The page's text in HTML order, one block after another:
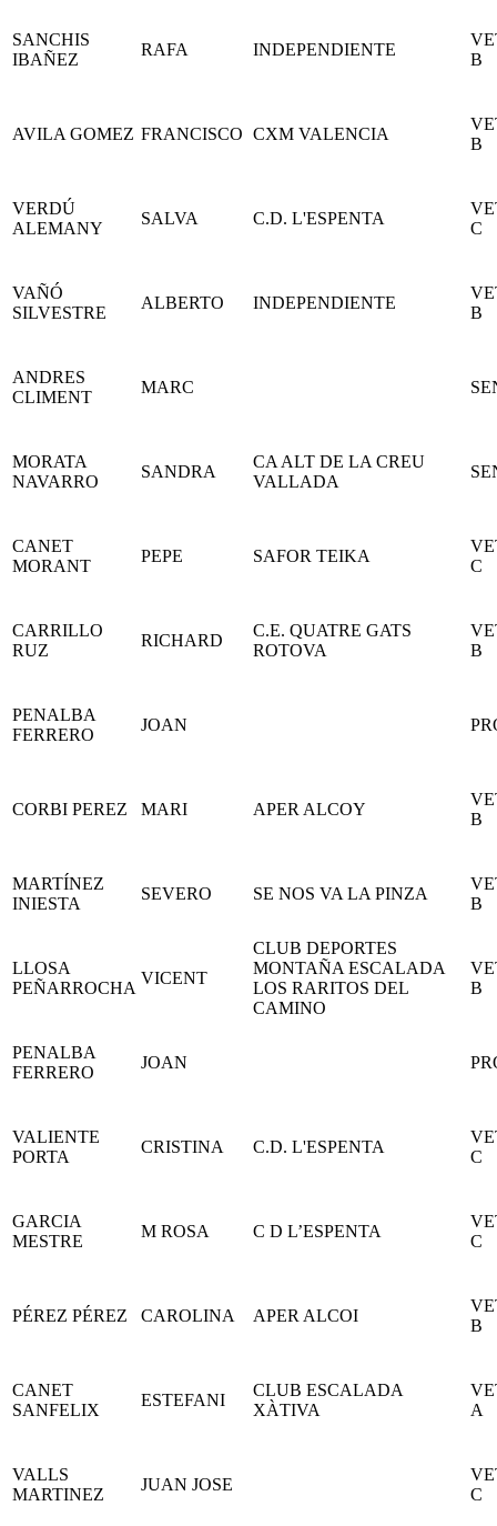
SANCHIS
IBAÑEZ
RAFA INDEPENDIENTE
B
AVILA GOMEZ FRANCISCO CXM VALENCIA
B
VERDÚ
ALEMANY
SALVA C.D. L'ESPENTA
C
VAÑÓ
SILVESTRE
ALBERTO INDEPENDIENTE
B
ANDRES
CLIMENT
MARC
MORATA
NAVARRO
SANDRA
CA ALT DE LA CREU
VALLADA
CANET
MORANT
PEPE SAFOR TEIKA
C
CARRILLO
RUZ
RICHARD
C.E. QUATRE GATS
ROTOVA
B
PENALBA
FERRERO
JOAN
CORBI PEREZ MARI APER ALCOY
B
MARTÍNEZ
INIESTA
SEVERO SE NOS VA LA PINZA
B
LLOSA
PEÑARROCHA
VICENT
CLUB DEPORTES
MONTAÑA ESCALADA
LOS RARITOS DEL
CAMINO
B
PENALBA
FERRERO
JOAN
VALIENTE
PORTA
CRISTINA C.D. L'ESPENTA
C
GARCIA
MESTRE
M ROSA C D L’ESPENTA
C
PÉREZ PÉREZ CAROLINA APER ALCOI
B
CANET
SANFELIX
ESTEFANI
CLUB ESCALADA
XÀTIVA
A
VALLS
MARTINEZ
JUAN JOSE
C